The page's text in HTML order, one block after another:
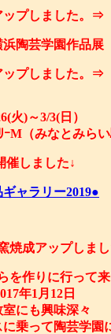
ップしました。⇒
浜陶芸学園作品展
ップしました。⇒
火)～3/3(日）
ｰM（みなとみら
催しました↓
ャラリー2019●
焼成アップしま
を作りに行って
年1月12日
にも興味深々
乗って陶芸学園